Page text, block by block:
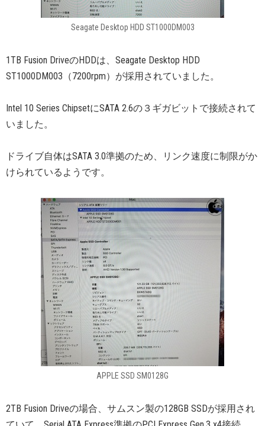
Seagate Desktop HDD ST1000DM003
1TB Fusion DriveのHDDは、Seagate Desktop HDD
ST1000DM003（7200rpm）が採用されていました。
Intel 10 Series ChipsetにSATA 2.6の３ギガビットで接続されて
いました。
ドライブ自体はSATA 3.0準拠のため、リンク速度に制限がか
けられているようです。
APPLE SSD SM0128G
2TB Fusion Driveの場合、サムスン製の128GB SSDが採用され